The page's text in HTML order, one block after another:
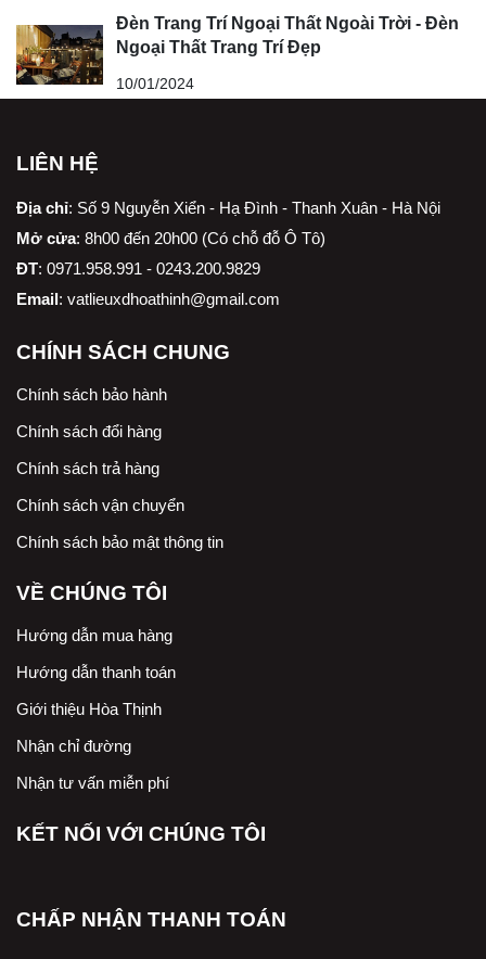
Đèn Trang Trí Ngoại Thất Ngoài Trời - Đèn
Ngoại Thất Trang Trí Đẹp
10/01/2024
LIÊN HỆ
Địa chỉ: Số 9 Nguyễn Xiển - Hạ Đình - Thanh Xuân - Hà Nội
Mở cửa: 8h00 đến 20h00 (Có chỗ đỗ Ô Tô)
ĐT: 0971.958.991 - 0243.200.9829
Email: vatlieuxdhoathinh@gmail.com
CHÍNH SÁCH CHUNG
Chính sách bảo hành
Chính sách đổi hàng
Chính sách trả hàng
Chính sách vận chuyển
Chính sách bảo mật thông tin
VỀ CHÚNG TÔI
Hướng dẫn mua hàng
Hướng dẫn thanh toán
Giới thiệu Hòa Thịnh
Nhận chỉ đường
Nhận tư vấn miễn phí
KẾT NỐI VỚI CHÚNG TÔI
CHẤP NHẬN THANH TOÁN